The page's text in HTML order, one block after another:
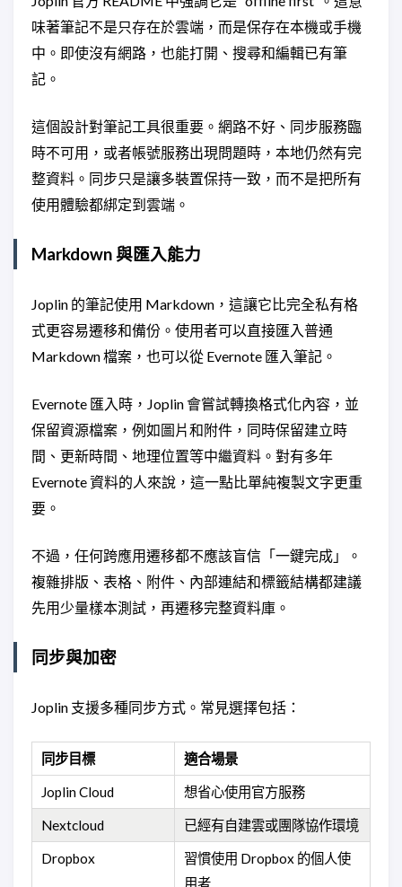
味著筆記不是只存在於雲端，而是保存在本機或手機
中。即使沒有網路，也能打開、搜尋和編輯已有筆
記。
這個設計對筆記工具很重要。網路不好、同步服務臨
時不可用，或者帳號服務出現問題時，本地仍然有完
整資料。同步只是讓多裝置保持一致，而不是把所有
使用體驗都綁定到雲端。
Markdown 與匯入能力
Joplin 的筆記使用 Markdown，這讓它比完全私有格
式更容易遷移和備份。使用者可以直接匯入普通
Markdown 檔案，也可以從 Evernote 匯入筆記。
Evernote 匯入時，Joplin 會嘗試轉換格式化內容，並
保留資源檔案，例如圖片和附件，同時保留建立時
間、更新時間、地理位置等中繼資料。對有多年
Evernote 資料的人來說，這一點比單純複製文字更重
要。
不過，任何跨應用遷移都不應該盲信「一鍵完成」。
複雜排版、表格、附件、內部連結和標籤結構都建議
先用少量樣本測試，再遷移完整資料庫。
同步與加密
Joplin 支援多種同步方式。常見選擇包括：
同步目標 適合場景
Joplin Cloud 想省心使用官方服務
Nextcloud 已經有自建雲或團隊協作環境
Dropbox
習慣使用 Dropbox 的個人使
用者